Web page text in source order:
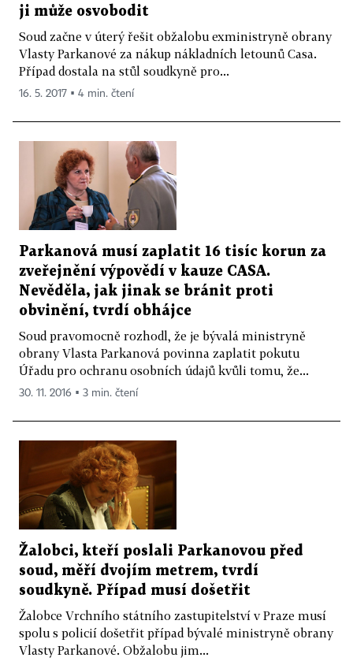
ji může osvobodit
Soud začne v úterý řešit obžalobu exministryně obrany
Vlasty Parkanové za nákup nákladních letounů Casa.
Případ dostala na stůl soudkyně pro...
16. 5. 2017 ▪ 4 min. čtení
Parkanová musí zaplatit 16 tisíc korun za
zveřejnění výpovědí v kauze CASA.
Nevěděla, jak jinak se bránit proti
obvinění, tvrdí obhájce
Soud pravomocně rozhodl, že je bývalá ministryně
obrany Vlasta Parkanová povinna zaplatit pokutu
Úřadu pro ochranu osobních údajů kvůli tomu, že...
30. 11. 2016 ▪ 3 min. čtení
Žalobci, kteří poslali Parkanovou před
soud, měří dvojím metrem, tvrdí
soudkyně. Případ musí došetřit
Žalobce Vrchního státního zastupitelství v Praze musí
spolu s policií došetřit případ bývalé ministryně obrany
Vlasty Parkanové. Obžalobu jim...